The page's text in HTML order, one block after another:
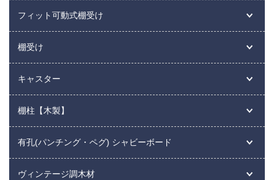
フィット可動式棚受け
棚受け
キャスター
棚柱【木製】
有孔(パンチング・ペグ) シャビーボード
ヴィンテージ調木材